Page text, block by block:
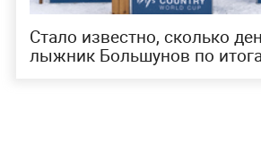
Стало известно, сколько
лыжник Большунов по